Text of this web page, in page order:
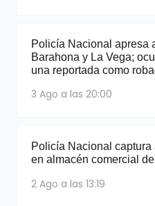
Policía Nacional apresa
Barahona y La Vega;
una reportada como
3 Ago a las 20:00
Policía Nacional
en almacén comercial
2 Ago a las 13:19